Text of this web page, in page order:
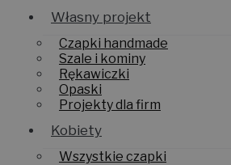
Własny projekt
Czapki handmade
Szale i kominy
Rękawiczki
Opaski
Projekty dla firm
Kobiety
Wszystkie czapki